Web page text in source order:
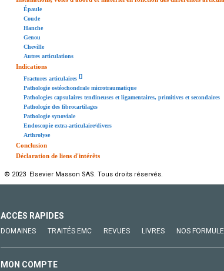
Épaule
Coude
Hanche
Genou
Cheville
Autres articulations
Indications
Fractures articulaires []
Pathologie ostéochondrale microtraumatique
Pathologies capsulaires tendineuses et ligamentaires, primitives et secondaires
Pathologie des fibrocartilages
Pathologie synoviale
Endoscopie extra-articulaire/divers
Arthrolyse
Conclusion
Déclaration de liens d'intérêts
© 2023 Elsevier Masson SAS. Tous droits réservés.
ACCÈS RAPIDES
DOMAINES TRAITÉS EMC REVUES LIVRES NOS
MON COMPTE